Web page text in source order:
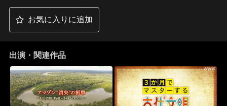
お気に入りに追加
出演・関連作品